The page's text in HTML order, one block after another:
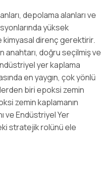
depolama alanları ve
yüksek
kimyasal direnç gerektirir.
anahtarı, doğru seçilmiş ve
yer kaplama
en yaygın, çok yönlü
biri epoksi zemin
zemin kaplamanın
ve Endüstriyel Yer
stratejik rolünü ele